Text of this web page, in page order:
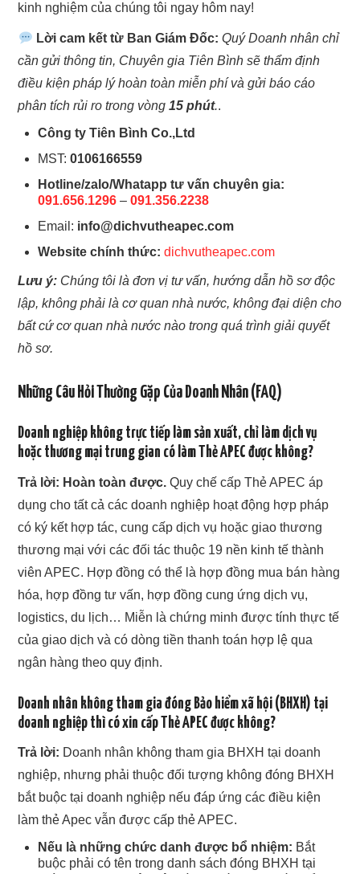
kinh nghiệm của chúng tôi ngay hôm nay!
Lời cam kết từ Ban Giám Đốc: Quý Doanh nhân chỉ
cần gửi thông tin, Chuyên gia Tiên Bình sẽ thẩm định
điều kiện pháp lý hoàn toàn miễn phí và gửi báo cáo
phân tích rủi ro trong vòng15 phút..
Công ty Tiên Bình Co.,Ltd
MST:0106166559
Hotline/zalo/Whatapp tư vấn chuyên gia:
091.656.1296 –091.356.2238
Email: info@dichvutheapec.com
Website chính thức: dichvutheapec.com
Lưu ý: Chúng tôi là đơn vị tư vấn, hướng dẫn hồ sơ độc
lập, không phải là cơ quan nhà nước, không đại diện cho
bất cứ cơ quan nhà nước nào trong quá trình giải quyết
hồ sơ.
Những Câu Hỏi Thường Gặp Của Doanh Nhân (FAQ)
Doanh nghiệp không trực tiếp làm sản xuất, chỉ làm dịch vụ
hoặc thương mại trung gian có làm Thẻ APEC được không?
Trả lời: Hoàn toàn được. Quy chế cấp Thẻ APEC áp
dụng cho tất cả các doanh nghiệp hoạt động hợp pháp
có ký kết hợp tác, cung cấp dịch vụ hoặc giao thương
thương mại với các đối tác thuộc 19 nền kinh tế thành
viên APEC. Hợp đồng có thể là hợp đồng mua bán hàng
hóa, hợp đồng tư vấn, hợp đồng cung ứng dịch vụ,
logistics, du lịch… Miễn là chứng minh được tính thực tế
của giao dịch và có dòng tiền thanh toán hợp lệ qua
ngân hàng theo quy định.
Doanh nhân không tham gia đóng Bảo hiểm xã hội (BHXH) tại
doanh nghiệp thì có xin cấp Thẻ APEC được không?
Trả lời: Doanh nhân không tham gia BHXH tại doanh
nghiệp, nhưng phải thuộc đối tượng không đóng BHXH
bắt buộc tại doanh nghiệp nếu đáp ứng các điều kiện
làm thẻ Apec vẫn được cấp thẻ APEC.
Nếu là những chức danh được bổ nhiệm: Bắt
buộc phải có tên trong danh sách đóng BHXH tại